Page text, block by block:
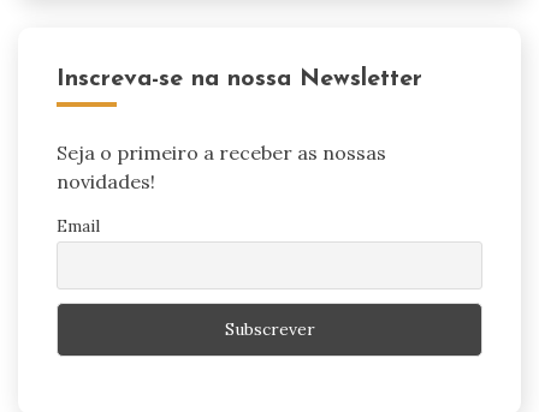
Inscreva-se na nossa Newsletter
Seja o primeiro a receber as nossas
novidades!
Email